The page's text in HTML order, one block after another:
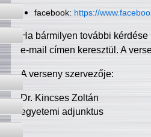
facebook: https://
Ha bármilyen további
e-mail címen keresztül. A
A verseny szervezője:
Dr. Kincses Zoltán
egyetemi adjunktus